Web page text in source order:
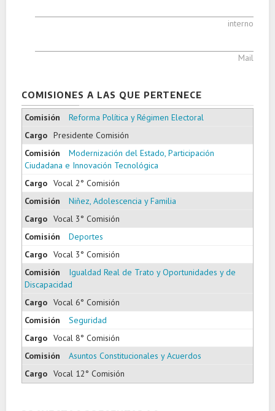
interno
Mail
COMISIONES A LAS QUE PERTENECE
Reforma Política y Régimen Electoral
Presidente Comisión
Modernización del Estado, Participación
Ciudadana e Innovación Tecnológica
Vocal 2° Comisión
Niñez, Adolescencia y Familia
Vocal 3° Comisión
Deportes
Vocal 3° Comisión
Igualdad Real de Trato y Oportunidades y de
Discapacidad
Vocal 6° Comisión
Seguridad
Vocal 8° Comisión
Asuntos Constitucionales y Acuerdos
Vocal 12° Comisión